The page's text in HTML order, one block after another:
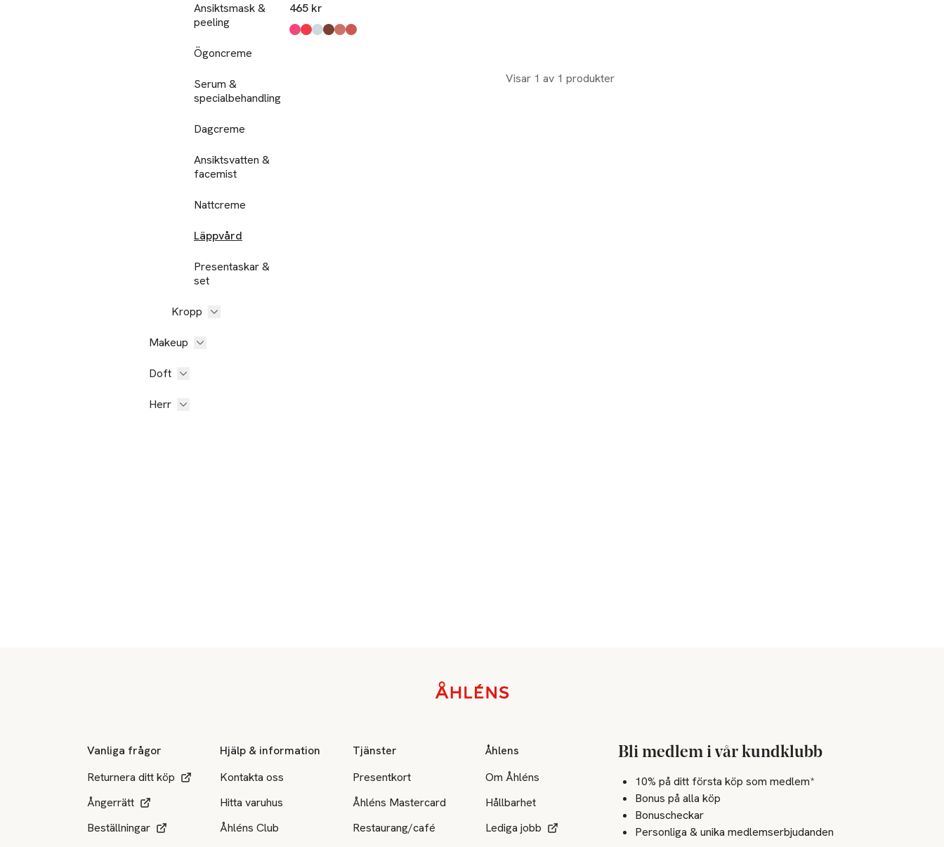
Ansiktsmask &
peeling
Ögoncreme
Serum &
specialbehandling
Dagcreme
Ansiktsvatten &
facemist
Nattcreme
Läppvård
Presentaskar &
set
Kropp
Makeup
Doft
Herr
465 kr
Produkten finns i färgerna:
706 Raspberry Revival
701 Cherry Glow
709 Sheer Oasis
704 Clove Cushion
708 Rosewood Rescue
700 Bloom Cocoon
Visar 1 av 1 produkter
Vanliga frågor
Returnera ditt köp
Ångerrätt
Beställningar
Hjälp & information
Kontakta oss
Hitta varuhus
Åhléns Club
Tjänster
Presentkort
Åhléns Mastercard
Restaurang/café
Åhlens
Om Åhléns
Hållbarhet
Lediga jobb
Bli medlem i vår kundklubb
10% på ditt första köp som medlem*
Bonus på alla köp
Bonuscheckar
Personliga & unika medlemserbjudanden